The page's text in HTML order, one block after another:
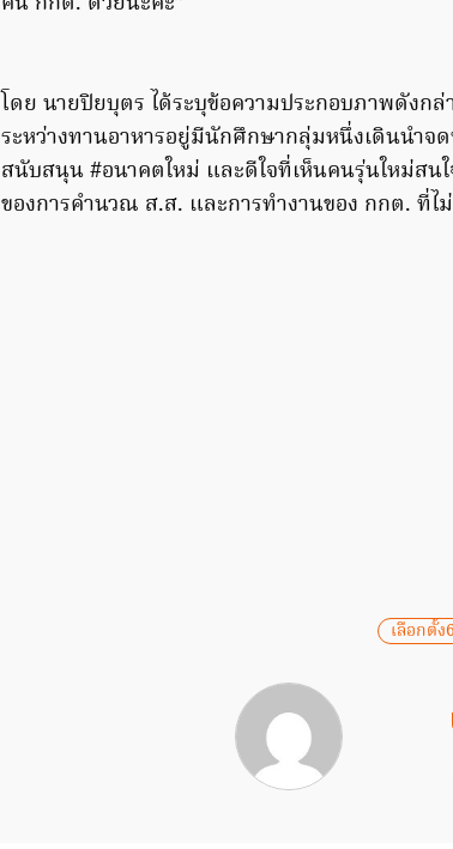
โดย นายปิยบุตร ได้ระบุข้อความประกอบภาพดังกล่
ระหว่างทานอาหารอยู่มีนักศึกษากลุ่มหนึ่งเดินนำจ
สนับสนุน #อนาคตใหม่ และดีใจที่เห็นคนรุ่นใหม่ส
ของการคำนวณ ส.ส. และการทำงานของ กกต. ที่ไม่
เลือกตั้ง